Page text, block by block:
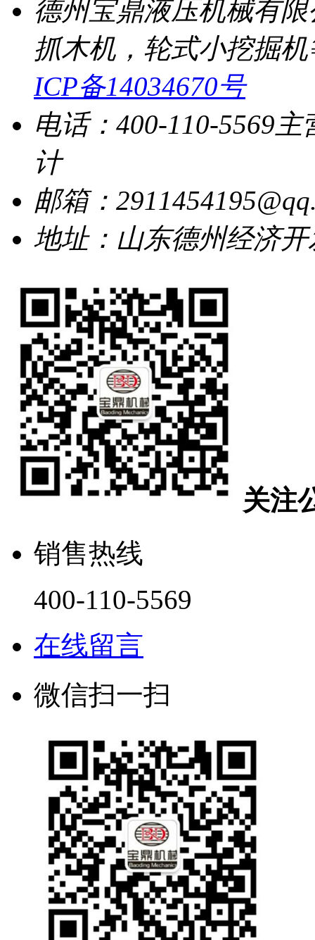
德州宝鼎液压机械有
抓木机，轮式小挖掘
ICP备14034670号
电话：400-110-5569 主
计
邮箱：
地址：山东德州经济
关注
销售热线
400-110-5569
在线留言
微信扫一扫